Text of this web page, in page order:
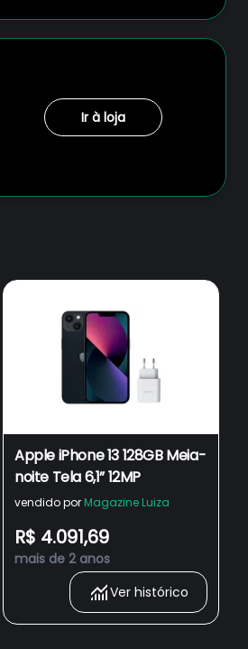
Ir à loja
Apple iPhone 13 128GB Meia-
noite Tela 6,1” 12MP
vendido por Magazine Luiza
R$ 4.091,69
mais de 2 anos
Ver histórico